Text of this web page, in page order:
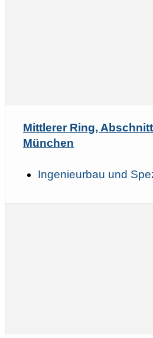
Mittlerer Ring,
München
Ingenieurbau und